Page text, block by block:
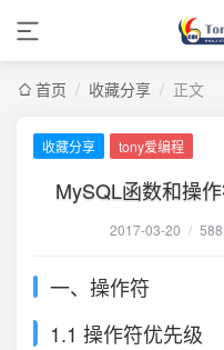
首页 / 收藏分享 / 正文
收藏分享 tony爱编程
MySQL函数和操
2017-03-20 /
一、操作符
1.1 操作符优先级